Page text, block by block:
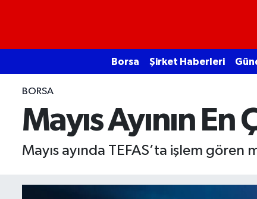
Borsa Şirket Haberleri
BORSA
Mayıs Ayının En
Mayıs ayında TEFAS’ta işlem
Ekonomi
Emtia